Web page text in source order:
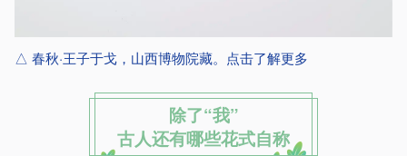
△ 春秋·王子于戈，山西博物院藏。点击了解更多
除了“我”
古人还有哪些花式自称